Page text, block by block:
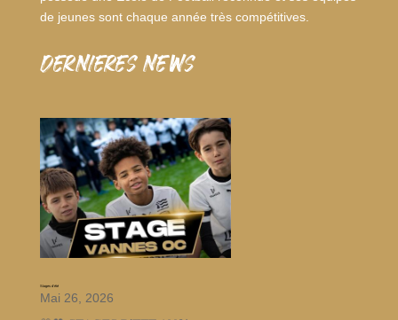
de jeunes sont chaque année très compétitives.
dernieres news
Stages d’été
Mai 26, 2026